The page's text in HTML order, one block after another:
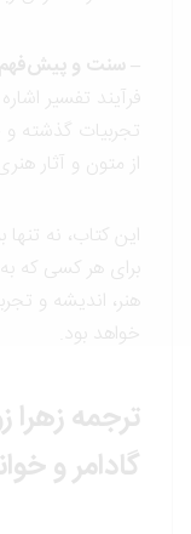
– سنت و پیش‌فهم:
فرآیند تفسیر اشاره
تجربیات گذشته و
از متون و آثار هنری
این کتاب، نه تنها
برای هر کسی که به
هنر، اندیشه و تجربه
خواهد بود.
ترجمه زهرا
گادامر و